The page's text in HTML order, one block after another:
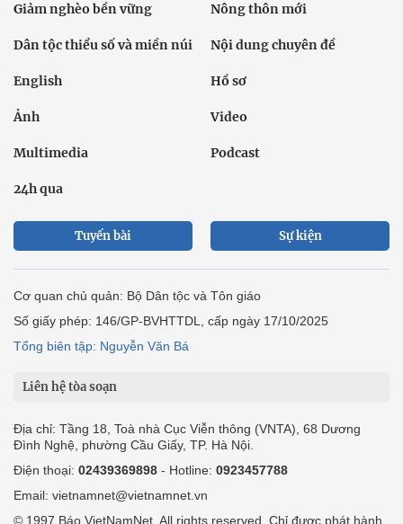
Giảm nghèo bền vững Nông thôn mới
Dân tộc thiểu số và miền núi Nội dung chuyên đề
English Hồ sơ
Ảnh Video
Multimedia Podcast
24h qua
Tuyến bài Sự kiện
Cơ quan chủ quản: Bộ Dân tộc và Tôn giáo
Số giấy phép: 146/GP-BVHTTDL, cấp ngày 17/10/2025
Tổng biên tập: Nguyễn Văn Bá
Liên hệ tòa soạn
Địa chỉ: Tầng 18, Toà nhà Cục Viễn thông (VNTA), 68 Dương
Đình Nghệ, phường Cầu Giấy, TP. Hà Nội.
Điện thoại: 02439369898 - Hotline: 0923457788
Email: vietnamnet@vietnamnet.vn
© 1997 Báo VietNamNet. All rights reserved. Chỉ được phát hành